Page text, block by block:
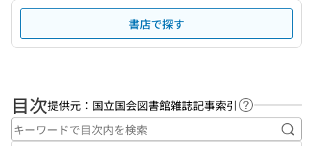
書店で探す
目次提供元：国立国会図書館雑誌記事索引 ヘルプペー
キ